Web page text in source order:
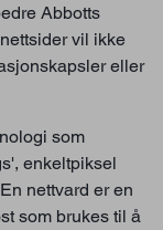
Abbotts
vil ikke
eller
som
enkeltpiksel
nettvard er en
som brukes til å